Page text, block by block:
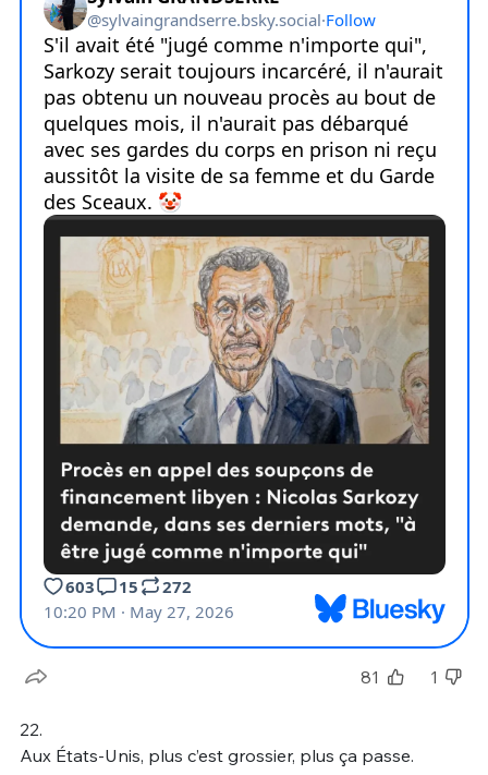
81 1
22.
Aux États-Unis, plus c’est grossier, plus ça passe.